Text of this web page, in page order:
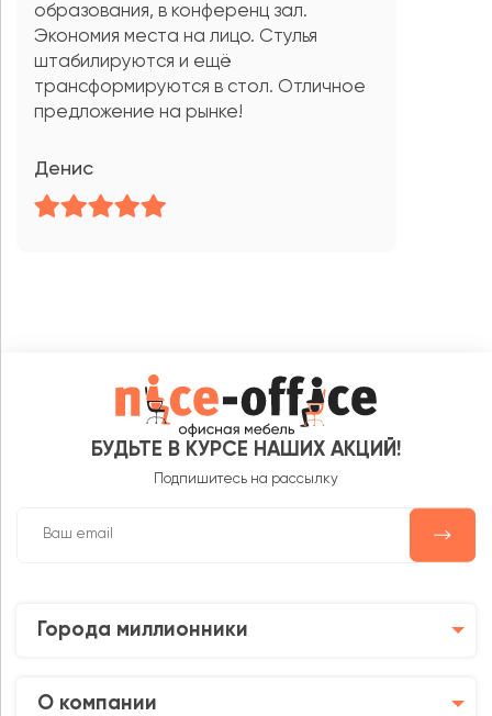
образования, в конференц зал.
Экономия места на лицо. Стулья
штабилируются и ещё
трансформируются в стол. Отличное
предложение на рынке!
Денис
БУДЬТЕ В КУРСЕ НАШИХ АКЦИЙ!
Подпишитесь на рассылку
Города миллионники
О компании